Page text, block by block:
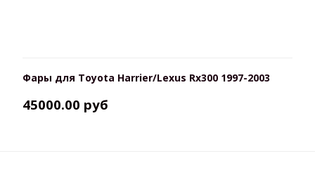
Фары для Toyota Harrier/Lexus Rx300 1997-2003
45000.00 руб